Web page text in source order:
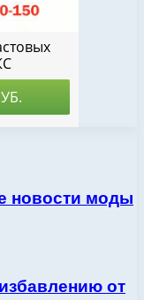
новости моды
от